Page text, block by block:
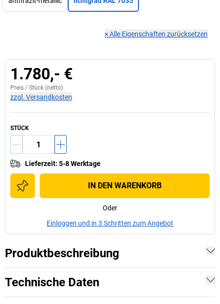
×Alle Eigenschaften zurücksetzen
1.780,- €
Preis / Stück (netto)
zzgl. Versandkosten
STÜCK
Lieferzeit: 5-8 Werktage
IN DEN WARENKORB
Oder
Einloggen und in 3 Schritten zum Angebot
Produktbeschreibung
Technische Daten